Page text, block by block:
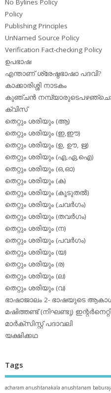
No Bylines Policy
Policy
Publishing Principles
UnNamed Source Policy
Verification Fact-checking Policy
ഉപഭാഷ
എന്താണ് ശ്രേഷ്ഠഭാഷാ പദവി?
കാക്കാരിശ്ശി നാടകം
കുഞ്ചന്‍
ക്വിസ്
തെറ്റും ശരിയും (ആ)
തെറ്റും ശരിയും (ഇ,ഈ)
തെറ്റും ശരിയും (ഉ, ഊ, ഋ)
തെറ്റും ശരിയും (എ,ഏ,ഐ)
തെറ്റും ശരിയും (ഒ,ഓ)
തെറ്റും ശരിയും (ക)
തെറ്റും ശരിയും (കൂടുതല്‍)
തെറ്റും ശരിയും (ചവര്‍ഗം)
തെറ്റും ശരിയും (തവര്‍ഗം)
തെറ്റും ശരിയും (ന)
തെറ്റും ശരിയും (പവര്‍ഗം)
തെറ്റും ശരിയും (യ)
തെറ്റും ശരിയും (ര)
തെറ്റും ശരിയും (ല)
തെറ്റും ശരിയും (വ)
ഭാഷാജാലം 2- ഭാഷയുടെ
മഷിത്തണ്ട് (നിഘണ്ടു)
മാര്‍ക്‌സിസ്റ്റ് പദാവലി
യക്ഷിക്കഥ
Tags
acharam anushtanakala anushtanam